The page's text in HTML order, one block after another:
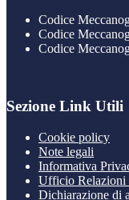
Codice
Codice
Codice
Sezione Link Utili
Cookie policy
Note legali
Informativa
Ufficio Relazioni
Dichiarazione di